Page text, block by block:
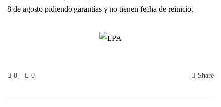
8 de agosto pidiendo garantías y no tienen fecha de reinicio.
0 0 Share